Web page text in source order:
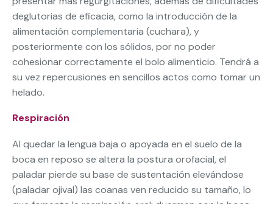
deglutorias de eficacia, como la introducción de la
alimentación complementaria (cuchara), y
posteriormente con los sólidos, por no poder
cohesionar correctamente el bolo alimenticio. Tendrá a
su vez repercusiones en sencillos actos como tomar un
helado.
Respiración
Al quedar la lengua baja o apoyada en el suelo de la
boca en reposo se altera la postura orofacial, el
paladar pierde su base de sustentación elevándose
(paladar ojival) las coanas ven reducido su tamaño, lo